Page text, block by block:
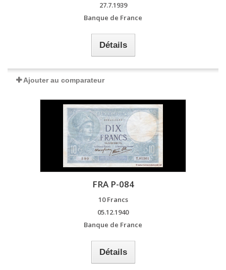
27.7.1939
Banque de France
Détails
Ajouter au comparateur
FRA P-084
10 Francs
05.12.1940
Banque de France
Détails